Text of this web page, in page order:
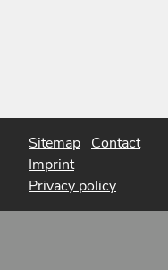
Sitemap Contact
Imprint
Privacy policy